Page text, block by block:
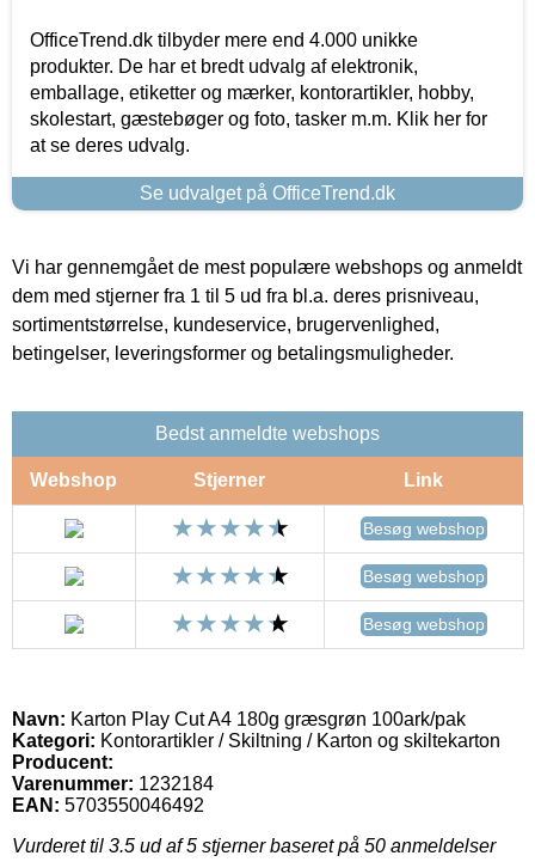
OfficeTrend.dk tilbyder mere end 4.000 unikke
produkter. De har et bredt udvalg af elektronik,
emballage, etiketter og mærker, kontorartikler, hobby,
skolestart, gæstebøger og foto, tasker m.m. Klik her for
at se deres udvalg.
Se udvalget på OfficeTrend.dk
Vi har gennemgået de mest populære webshops og anmeldt
dem med stjerner fra 1 til 5 ud fra bl.a. deres prisniveau,
sortimentstørrelse, kundeservice, brugervenlighed,
betingelser, leveringsformer og betalingsmuligheder.
Bedst anmeldte webshops
Webshop Stjerner Link
Besøg webshop
Besøg webshop
Besøg webshop
Navn: Karton Play Cut A4 180g græsgrøn 100ark/pak
Kategori: Kontorartikler / Skiltning / Karton og skiltekarton
Producent:
Varenummer: 1232184
EAN: 5703550046492
Vurderet til 3.5 ud af 5 stjerner baseret på 50 anmeldelser